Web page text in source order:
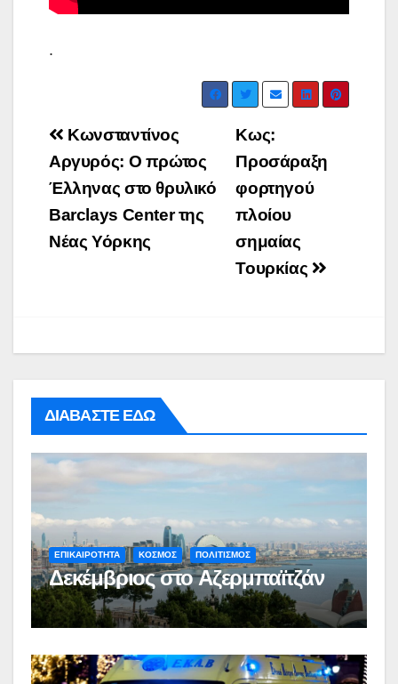
.
Post
navigation
Κως:
Προσάραξη
φορτηγού
πλοίου
σημαίας
Τουρκίας
Κωνσταντίνος
Αργυρός: Ο πρώτος
Έλληνας στο θρυλικό
Barclays Center της
Νέας Υόρκης
ΔΙΑΒΑΣΤΕ ΕΔΩ
ΕΠΙΚΑΙΡΟΤΗΤΑ ΚΟΣΜΟΣ ΠΟΛΙΤΙΣΜΟΣ
Δεκέμβριος στο Αζερμπαϊτζάν